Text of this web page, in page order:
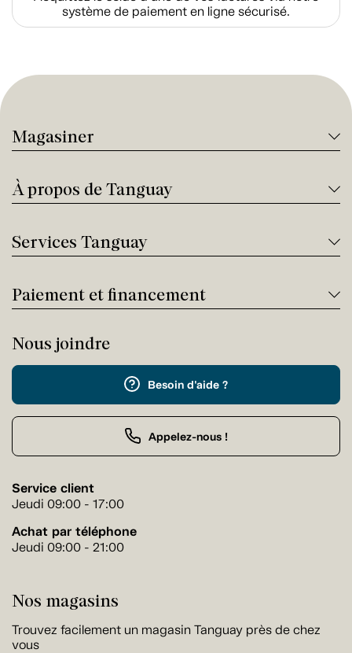
système de paiement en ligne sécurisé.
Magasiner
À propos de Tanguay
Services Tanguay
Paiement et financement
Nous joindre
Besoin d'aide ?
Appelez-nous !
Service client
Jeudi 09:00 - 17:00
Achat par téléphone
Jeudi 09:00 - 21:00
Nos magasins
Trouvez facilement un magasin Tanguay près de chez
vous